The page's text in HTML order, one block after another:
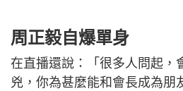
周正毅自爆單身
在直播還說：「很多人問起，
兇，你為甚麼能和會長成為朋